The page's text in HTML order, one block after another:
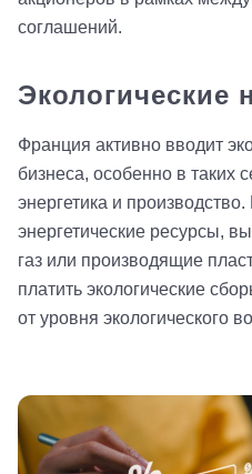
соглашений.
Экологические
Франция активно вводит
бизнеса, особенно в таких
энергетика и
энергетические ресурсы,
газ или производящие
платить экологические
от уровня экологического